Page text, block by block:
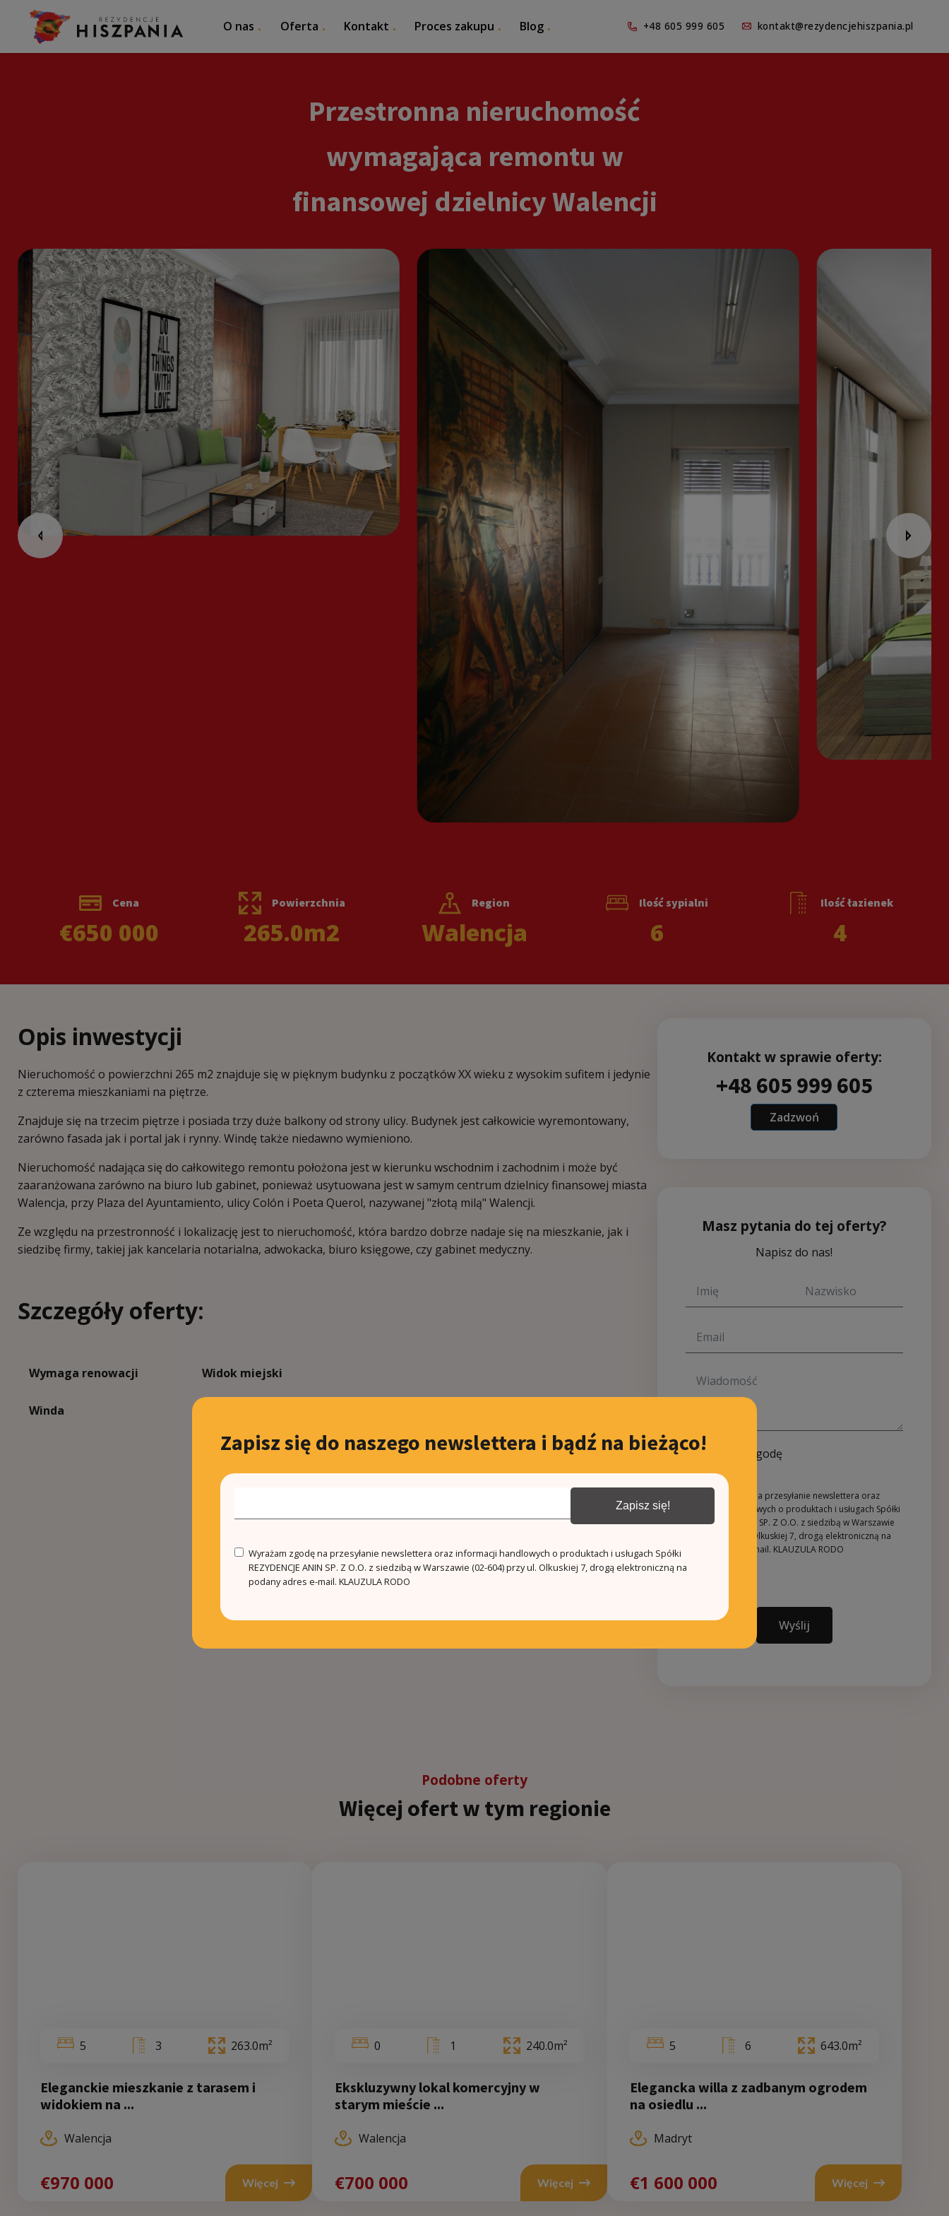
O nas Oferta Kontakt Proces zakupu Blog +48 605 999 605 kontakt@rezydencjehiszpania.pl
Przestronna nieruchomość
wymagająca remontu w
finansowej dzielnicy Walencji
Cena
€650 000
Powierzchnia
265.0m2
Region
Walencja
Ilość sypialni
6
Ilość łazienek
4
Opis inwestycji
Nieruchomość o powierzchni 265 m2 znajduje się w pięknym budynku z początków XX wieku z wysokim sufitem i jedynie
z czterema mieszkaniami na piętrze.
Znajduje się na trzecim piętrze i posiada trzy duże balkony od strony ulicy. Budynek jest całkowicie wyremontowany,
zarówno fasada jak i portal jak i rynny. Windę także niedawno wymieniono.
Nieruchomość nadająca się do całkowitego remontu położona jest w kierunku wschodnim i zachodnim i może być
zaaranżowana zarówno na biuro lub gabinet, ponieważ usytuowana jest w samym centrum dzielnicy finansowej miasta
Walencja, przy Plaza del Ayuntamiento, ulicy Colón i Poeta Querol, nazywanej "złotą milą" Walencji.
Ze względu na przestronność i lokalizację jest to nieruchomość, która bardzo dobrze nadaje się na mieszkanie, jak i
siedzibę firmy, takiej jak kancelaria notarialna, adwokacka, biuro księgowe, czy gabinet medyczny.
Szczegóły oferty:
Wymaga renowacji
Winda
Widok miejski
Kontakt w sprawie oferty:
+48 605 999 605
Zadzwoń
Masz pytania do tej oferty?
Napisz do nas!
Wyrażam zgodę
Wyrażam zgodę na przesyłanie newslettera oraz
informacji handlowych o produktach i usługach Spółki
REZYDENCJE ANIN SP. Z O.O. z siedzibą w Warszawie
(02-604) przy ul. Olkuskiej 7, drogą elektroniczną na
podany adres e-mail. KLAUZULA RODO
Wyślij
Podobne oferty
Więcej ofert w tym regionie
5 3 263.0m²
Eleganckie mieszkanie z tarasem i
widokiem na ...
Walencja
€970 000 Więcej
Walencja
€970 000 Więcej
0 1 240.0m²
Ekskluzywny lokal komercyjny w
starym mieście ...
Walencja
€700 000 Więcej
Walencja
€700 000 Więcej
5 6 643.0m²
Elegancka willa z zadbanym ogrodem
na osiedlu ...
Madryt
€1 600 000 Więcej
Zapisz się do naszego newslettera i bądź na bieżąco!
Zapisz się!
Wyrażam zgodę na przesyłanie newslettera oraz informacji handlowych o produktach i usługach Spółki
REZYDENCJE ANIN SP. Z O.O. z siedzibą w Warszawie (02-604) przy ul. Olkuskiej 7, drogą elektroniczną na
podany adres e-mail. KLAUZULA RODO